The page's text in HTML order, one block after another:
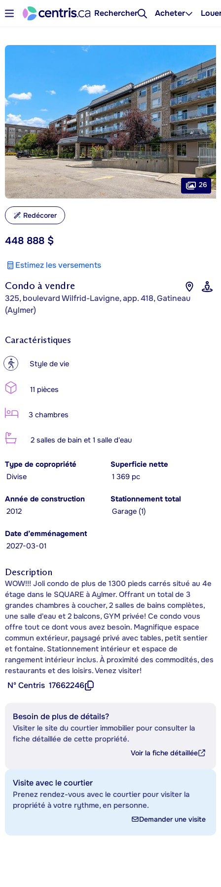
Rechercher Acheter
Condo à vendre
325, boulevard Wilfrid-Lavigne, app. 418, Gatineau
(Aylmer)
448 888 $
Estimez les versements
26
Redécorer
Caractéristiques
? Style de vie
11 pièces
3 chambres
2 salles de bain et 1 salle d'eau
Type de copropriété
Divise
Superficie nette
1 369 pc
Année de construction
2012
Stationnement total
Garage (1)
Date d’emménagement
2027-03-01
Description
WOW!!! Joli condo de plus de 1300 pieds carrés situé au 4e
étage dans le SQUARE à Aylmer. Offrant un total de 3
grandes chambres à coucher, 2 salles de bains complètes,
une salle d'eau et 2 balcons, GYM privée! Ce condo vous
offre tout ce dont vous avez besoin. Magnifique espace
commun extérieur, paysagé privé avec tables, petit sentier
et fontaine. Stationnement intérieur et espace de
rangement intérieur inclus. À proximité des commodités, des
restaurants et des loisirs. Venez visiter!
Nº Centris 17662246
Besoin de plus de détails?
Visiter le site du courtier immobilier pour consulter la
fiche détaillée de cette propriété.
Voir la fiche détaillée
Visite avec le courtier
Prenez rendez-vous avec le courtier pour visiter la
propriété à votre rythme, en personne.
Demander une visite